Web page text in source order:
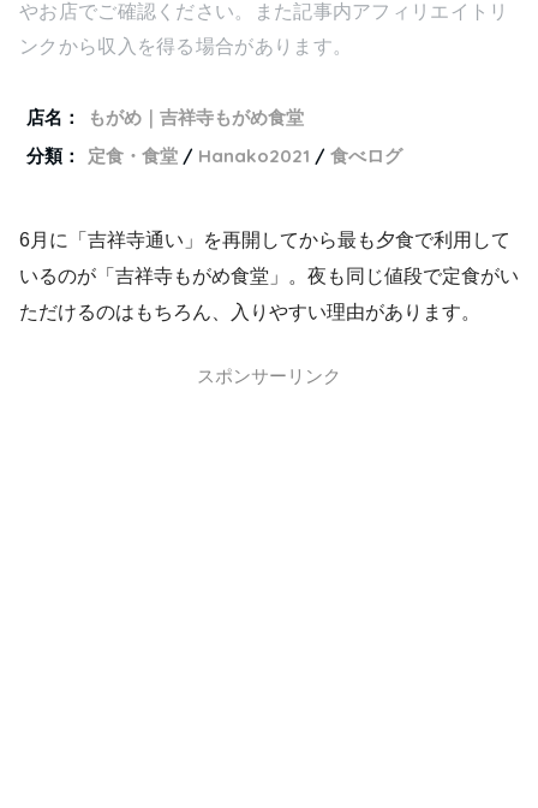
やお店でご確認ください。また記事内アフィリエイトリ
ンクから収入を得る場合があります。
店名：
もがめ｜吉祥寺もがめ食堂
分類：
定食・食堂 Hanako2021 食べログ
6月に「吉祥寺通い」を再開してから最も夕食で利用して
いるのが「吉祥寺もがめ食堂」。夜も同じ値段で定食がい
ただけるのはもちろん、入りやすい理由があります。
スポンサーリンク